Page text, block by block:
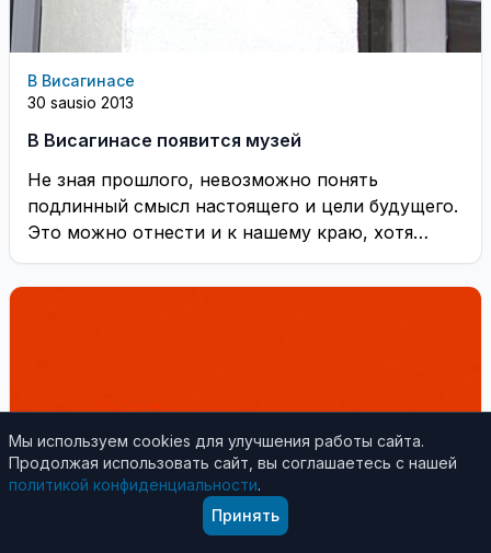
В Висагинасе
30 sausio 2013
В Висагинасе появится музей
Не зная прошлого, невозможно понять
подлинный смысл настоящего и цели будущего.
Это можно отнести и к нашему краю, хотя
самому ...
Мы используем cookies для улучшения работы сайта.
Продолжая использовать сайт, вы соглашаетесь с нашей
политикой конфиденциальности.
Принять